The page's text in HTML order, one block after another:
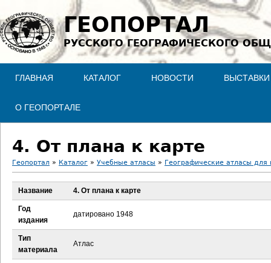
Jump to navigation
ГЕОПОРТАЛ
РУССКОГО ГЕОГРАФИЧЕСКОГО
ГЛАВНАЯ КАТАЛОГ НОВОСТИ ВЫСТАВКИ
О ГЕОПОРТАЛЕ
4. От плана к карте
В
ы
з
д
Геопортал » Каталог » Учебные атласы » Географические атласы
Название 4. От плана к карте
Год
издания
датировано 1948
Тип
материала
Атлас